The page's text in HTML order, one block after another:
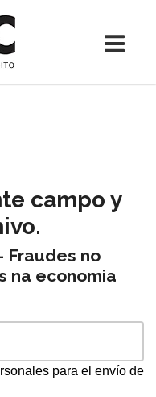
campo y
Fraudes no
na economia
para el envío de